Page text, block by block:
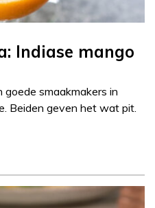
Indiase mango
goede smaakmakers in
Beiden geven het wat pit.